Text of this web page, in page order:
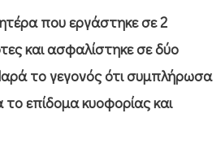
που εργάστηκε σε 2
και ασφαλίστηκε σε δύο
το γεγονός ότι συμπλήρωσα
επίδομα κυοφορίας και